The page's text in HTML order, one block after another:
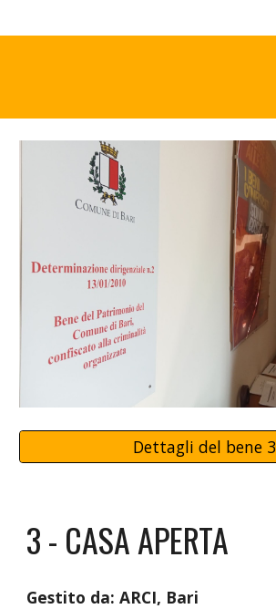
Dettagli del bene 3
3 - CASA APERTA
Gestito da: ARCI, Bari